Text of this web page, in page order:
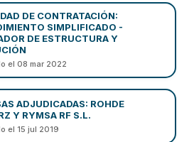
DE CONTRATACIÓN:
SIMPLIFICADO -
DE ESTRUCTURA Y
el 08 mar 2022
ADJUDICADAS: ROHDE
Y RYMSA RF S.L.
el 15 jul 2019